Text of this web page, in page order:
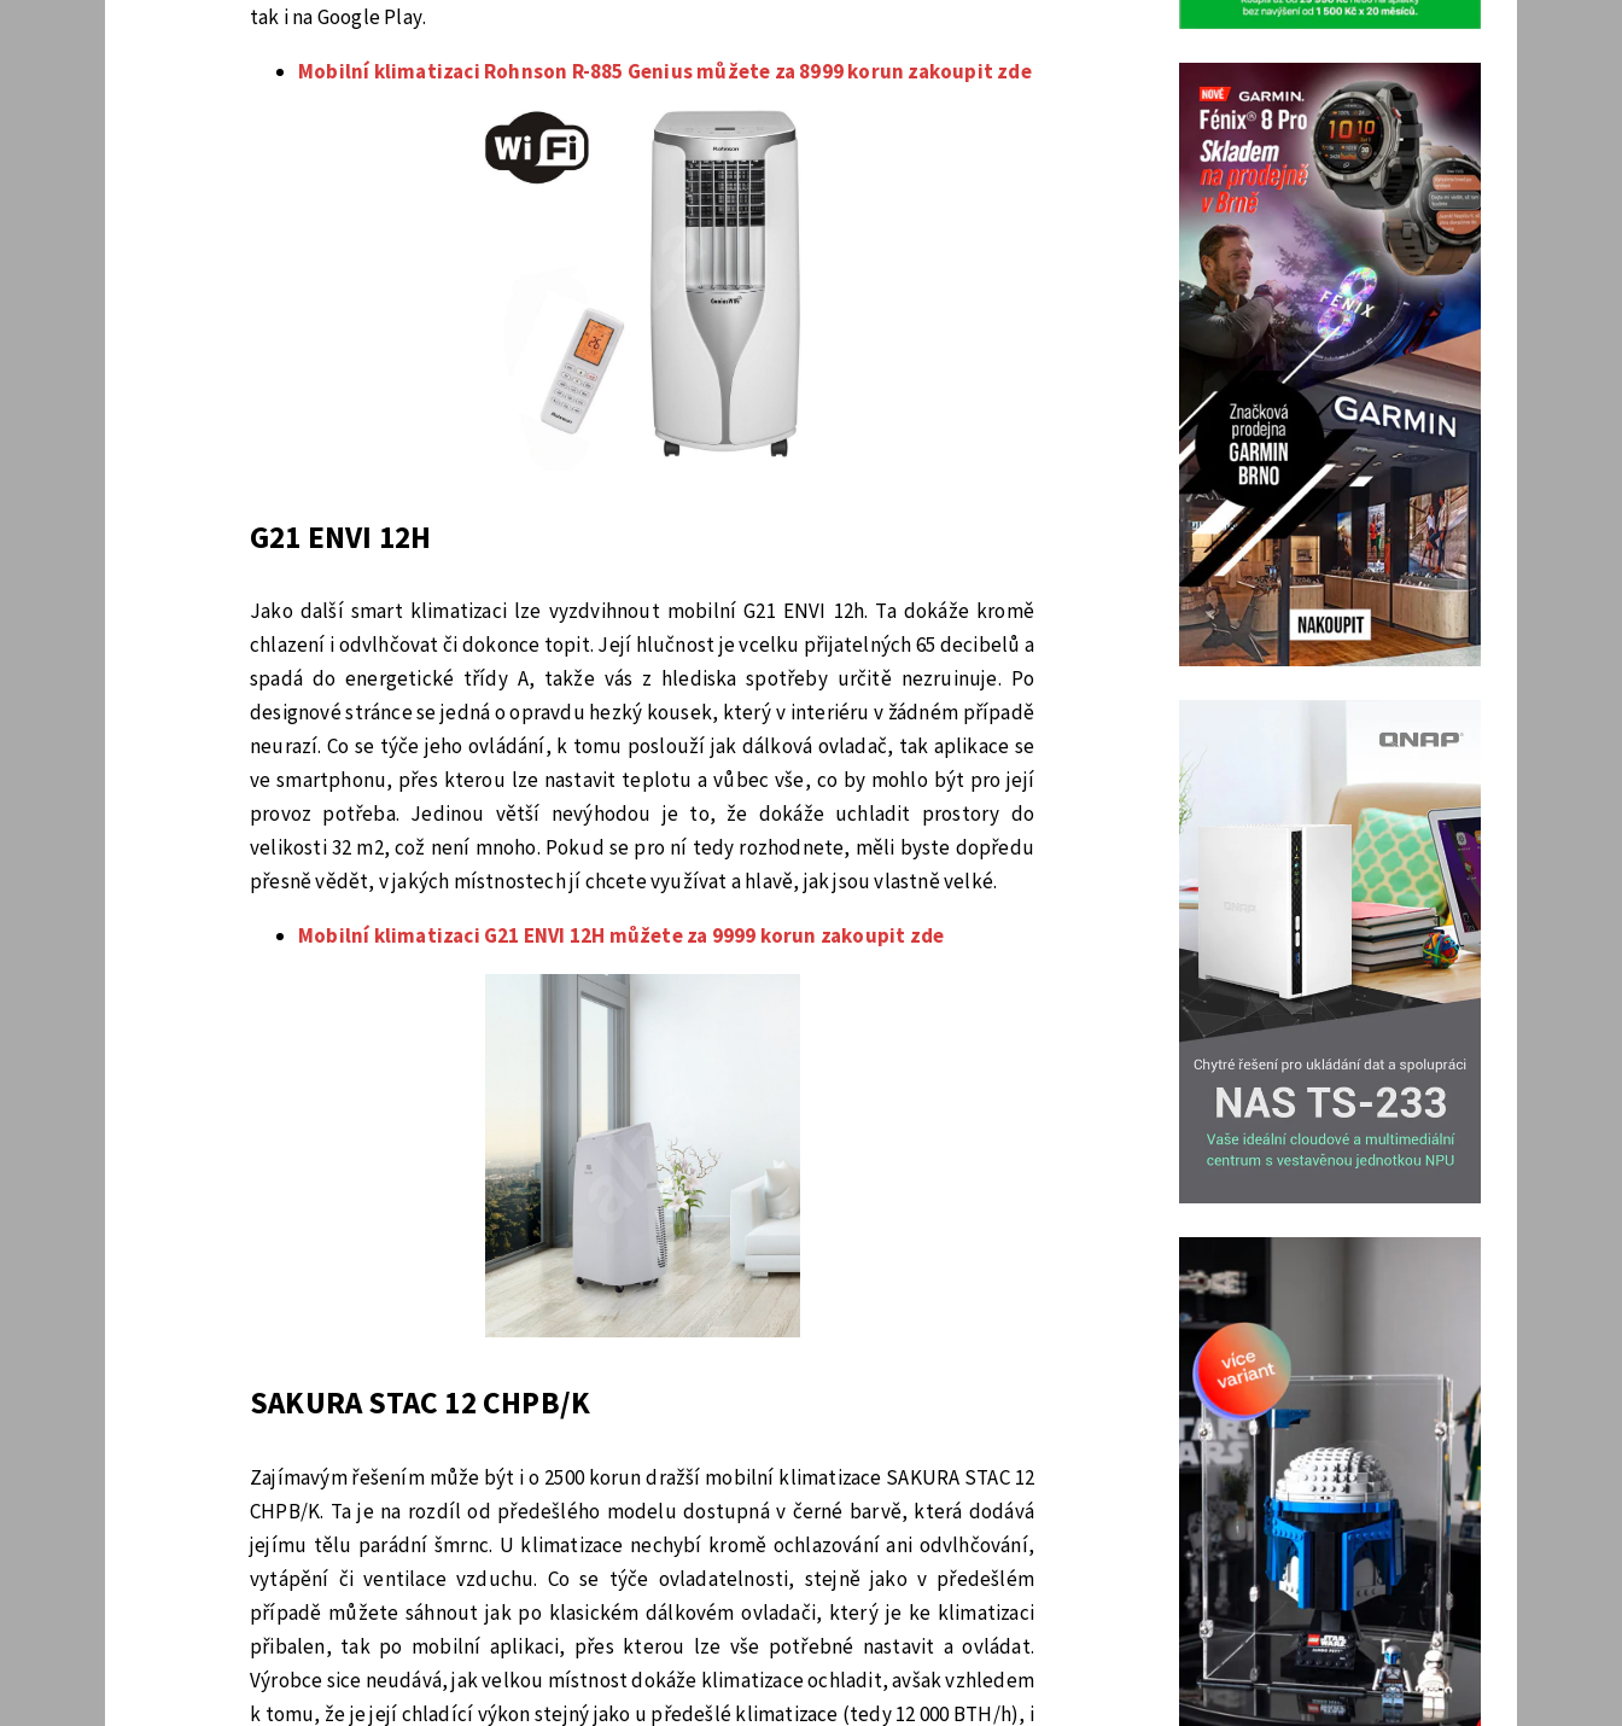
tak i na Google Play.
Mobilní klimatizaci Rohnson R-885 Genius můžete za 8999 korun zakoupit zde
G21 ENVI 12H
Jako další smart klimatizaci lze vyzdvihnout mobilní G21 ENVI 12h. Ta dokáže kromě
chlazení i odvlhčovat či dokonce topit. Její hlučnost je vcelku přijatelných 65 decibelů a
spadá do energetické třídy A, takže vás z hlediska spotřeby určitě nezruinuje. Po
designové stránce se jedná o opravdu hezký kousek, který v interiéru v žádném případě
neurazí. Co se týče jeho ovládání, k tomu poslouží jak dálková ovladač, tak aplikace se
ve smartphonu, přes kterou lze nastavit teplotu a vůbec vše, co by mohlo být pro její
provoz potřeba. Jedinou větší nevýhodou je to, že dokáže uchladit prostory do
velikosti 32 m2, což není mnoho. Pokud se pro ní tedy rozhodnete, měli byste dopředu
přesně vědět, v jakých místnostech jí chcete využívat a hlavě, jak jsou vlastně velké.
Mobilní klimatizaci G21 ENVI 12H můžete za 9999 korun zakoupit zde
SAKURA STAC 12 CHPB/K
Zajímavým řešením může být i o 2500 korun dražší mobilní klimatizace SAKURA STAC 12
CHPB/K. Ta je na rozdíl od předešlého modelu dostupná v černé barvě, která dodává
jejímu tělu parádní šmrnc. U klimatizace nechybí kromě ochlazování ani odvlhčování,
vytápění či ventilace vzduchu. Co se týče ovladatelnosti, stejně jako v předešlém
případě můžete sáhnout jak po klasickém dálkovém ovladači, který je ke klimatizaci
přibalen, tak po mobilní aplikaci, přes kterou lze vše potřebné nastavit a ovládat.
Výrobce sice neudává, jak velkou místnost dokáže klimatizace ochladit, avšak vzhledem
k tomu, že je její chladící výkon stejný jako u předešlé klimatizace (tedy 12 000 BTH/h), i